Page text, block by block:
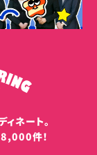
ネート。
件！